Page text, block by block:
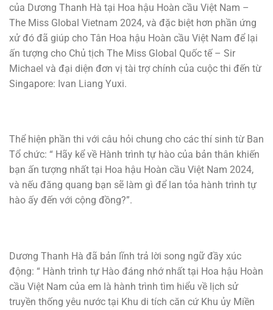
của Dương Thanh Hà tại Hoa hậu Hoàn cầu Việt Nam –
The Miss Global Vietnam 2024, và đặc biệt hơn phần ứng
xử đó đã giúp cho Tân Hoa hậu Hoàn cầu Việt Nam để lại
ấn tượng cho Chủ tịch The Miss Global Quốc tế – Sir
Michael và đại diện đơn vị tài trợ chính của cuộc thi đến từ
Singapore: Ivan Liang Yuxi.
Thể hiện phần thi với câu hỏi chung cho các thí sinh từ Ban
Tổ chức: “ Hãy kể về Hành trình tự hào của bản thân khiến
bạn ấn tượng nhất tại Hoa hậu Hoàn cầu Việt Nam 2024,
và nếu đăng quang bạn sẽ làm gì để lan tỏa hành trình tự
hào ấy đến với cộng đồng?”.
Dương Thanh Hà đã bản lĩnh trả lời song ngữ đầy xúc
động: “ Hành trình tự Hào đáng nhớ nhất tại Hoa hậu Hoàn
cầu Việt Nam của em là hành trình tìm hiểu về lịch sử
truyền thống yêu nước tại Khu di tích căn cứ Khu ủy Miền